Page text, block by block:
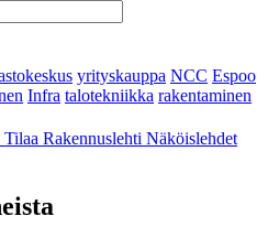
yrityskauppa NCC Espoo
Infra talotekniikka rakentaminen
Tilaa Rakennuslehti Näköislehdet